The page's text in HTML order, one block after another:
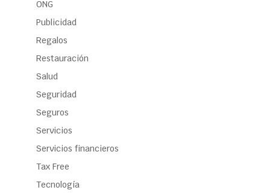
ONG
Publicidad
Regalos
Restauración
Salud
Seguridad
Seguros
Servicios
Servicios financieros
Tax Free
Tecnología